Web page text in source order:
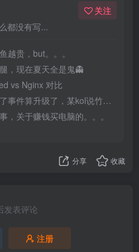
都没有写...
关注
越贵，but。。。
，现在夏天全是鬼👻
vs Nginx 对比
算升级了，某kol说竹知了是日本玩具
，关于赚钱买电脑的。。。
分享 收藏
发表评论
注册